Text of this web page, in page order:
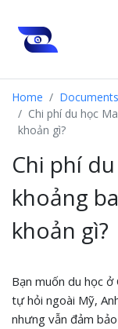
Home
Documents
Chi phí du học
khoản gì?
Chi phí
khoảng
khoản gì?
Bạn muốn du học ở
tự hỏi ngoài Mỹ,
nhưng vẫn đảm